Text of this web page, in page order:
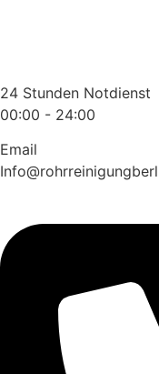
24 Stunden Notdienst
00:00 - 24:00
Email